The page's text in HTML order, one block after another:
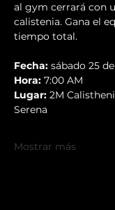
al gym cerrará con
calistenia. Gana el
tiempo total.
Fecha: sábado 25
Hora: 7:00 AM
Lugar: 2M
Serena
Mostrar más